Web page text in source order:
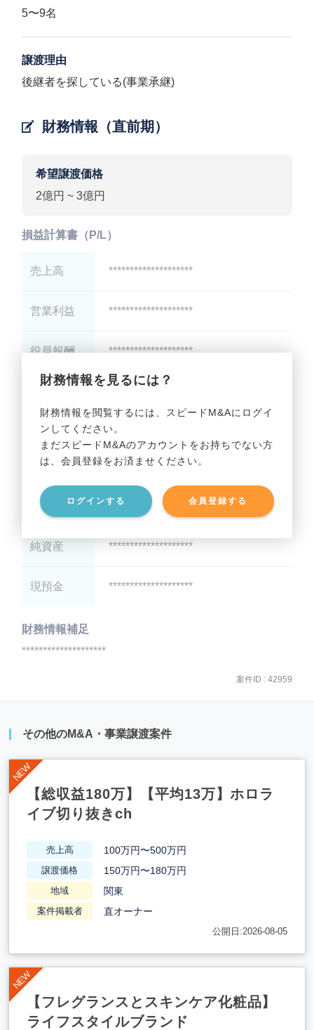
5〜9名
譲渡理由
後継者を探している(事業承継)
財務情報（直前期）
希望譲渡価格
2億円 ~ 3億円
財務情報を見るには？
財務情報を閲覧するには、スピードM&Aにログイ
ンしてください。
まだスピードM&Aのアカウントをお持ちでない方
は、会員登録をお済ませください。
ログインする 会員登録する
損益計算書（P/L）
売上高 ********************
営業利益 ********************
役員報酬 ********************
貸借対照表（B/S）
総資産 ********************
有利子負債 ********************
純資産 ********************
現預金 ********************
財務情報補足
********************
案件ID : 42959
その他のM&A・事業譲渡案件
【総収益180万】【平均13万】ホロラ
イブ切り抜きch
売上高 100万円〜500万円
譲渡価格 150万円〜180万円
地域 関東
案件掲載者 直オーナー
公開日:2026-08-05
【フレグランスとスキンケア化粧品】
ライフスタイルブランド